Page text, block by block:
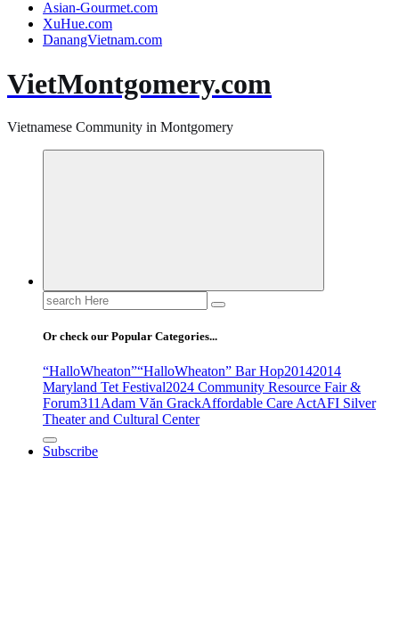
Asian-Gourmet.com
XuHue.com
DanangVietnam.com
VietMontgomery.com
Vietnamese Community in Montgomery
Search
for:
Or check our Popular Categories...
“HalloWheaton”“HalloWheaton” Bar Hop20142014
Maryland Tet Festival2024 Community Resource Fair &
Forum311Adam Văn GrackAffordable Care ActAFI Silver
Theater and Cultural Center
Subscribe